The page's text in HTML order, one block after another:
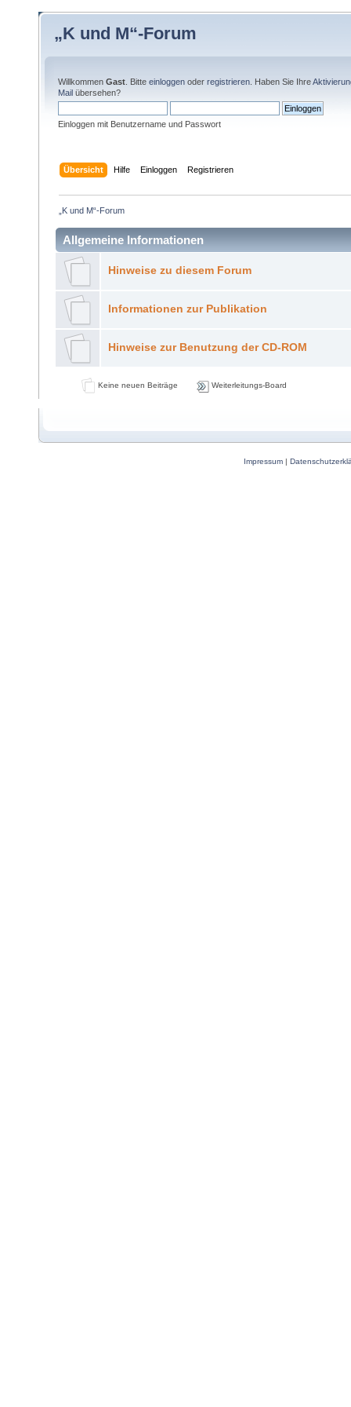
„K und M“-Forum
Willkommen Gast . Bitte einloggen oder registrieren . Haben Sie Ihre
Mail übersehen?
Einloggen mit Benutzername und Passwort
Übersicht Hilfe Einloggen Registrieren
„K und M“-Forum
Allgemeine Informationen
Hinweise zu diesem Forum
Informationen zur Publikation
Hinweise zur Benutzung der CD-ROM
Keine neuen Beiträge Weiterleitungs-Board
Impressum |